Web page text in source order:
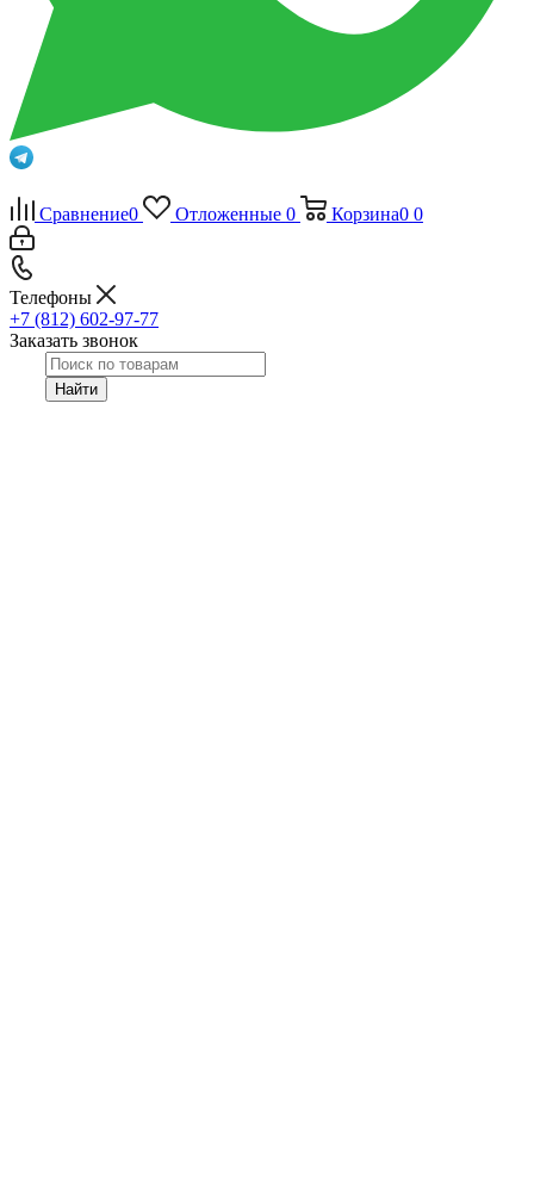
Сравнение0 Отложенные 0 Корзина0 0
Телефоны
+7 (812) 602-97-77
Заказать звонок
Найти